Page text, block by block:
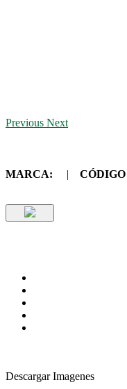
Previous Next
MARCA: |
Descargar Imagenes